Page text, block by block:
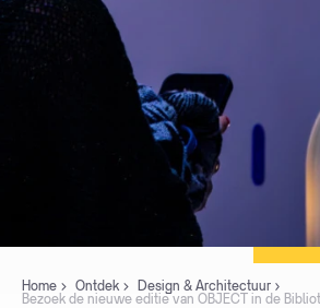
Home Ontdek
Design & Architectuur
Bezoek de nieuwe editie van OBJECT in de